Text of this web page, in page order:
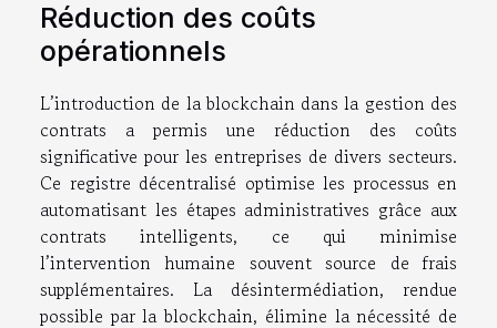
Réduction des coûts
opérationnels
L’introduction de la blockchain dans la gestion des
contrats a permis une réduction des coûts
significative pour les entreprises de divers secteurs.
Ce registre décentralisé optimise les processus en
automatisant les étapes administratives grâce aux
contrats intelligents, ce qui minimise
l’intervention humaine souvent source de frais
supplémentaires. La désintermédiation, rendue
possible par la blockchain, élimine la nécessité de